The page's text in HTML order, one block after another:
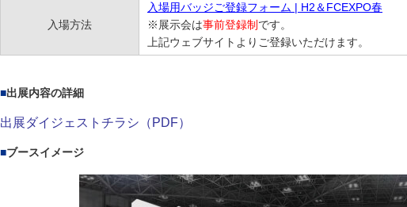
入場方法
入場用バッジご登録フォーム | H2＆FCEXPO春
※展示会は事前登録制 です。
上記ウェブサイトより ご登録いただけます。
出展内容の詳細
出展ダイジェストチラシ（PDF）
ブースイメージ